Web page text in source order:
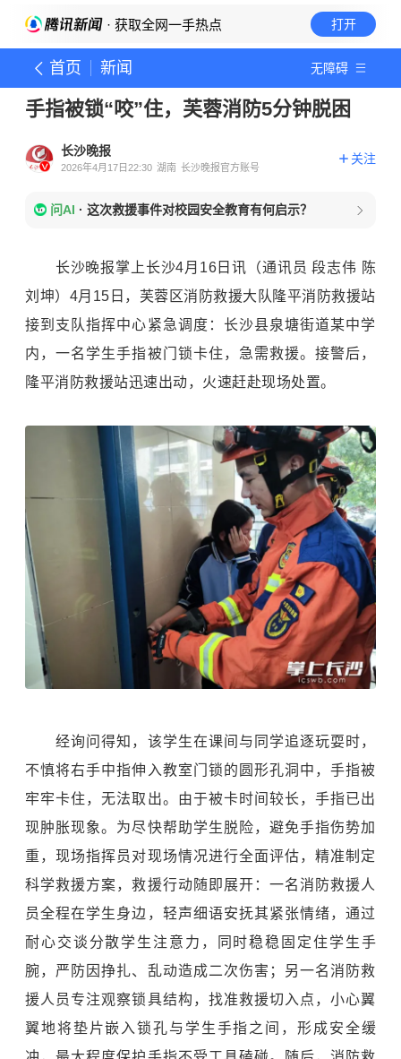
· 获取全网一手热点 打开
首页 新闻 无障碍
手指被锁“咬”住，芙蓉消防5分钟脱困
长沙晚报
2026年4月17日22:30 湖南 长沙晚报官方账号
关注
问AI · 这次救援事件对校园安全教育有何启示？
长沙晚报掌上长沙4月16日讯（通讯员 段志伟 陈
刘坤）4月15日，芙蓉区消防救援大队隆平消防救援站
接到支队指挥中心紧急调度：长沙县泉塘街道某中学
内，一名学生手指被门锁卡住，急需救援。接警后，
隆平消防救援站迅速出动，火速赶赴现场处置。
经询问得知，该学生在课间与同学追逐玩耍时，
不慎将右手中指伸入教室门锁的圆形孔洞中，手指被
牢牢卡住，无法取出。由于被卡时间较长，手指已出
现肿胀现象。为尽快帮助学生脱险，避免手指伤势加
重，现场指挥员对现场情况进行全面评估，精准制定
科学救援方案，救援行动随即展开：一名消防救援人
员全程在学生身边，轻声细语安抚其紧张情绪，通过
耐心交谈分散学生注意力，同时稳稳固定住学生手
腕，严防因挣扎、乱动造成二次伤害；另一名消防救
援人员专注观察锁具结构，找准救援切入点，小心翼
翼地将垫片嵌入锁孔与学生手指之间，形成安全缓